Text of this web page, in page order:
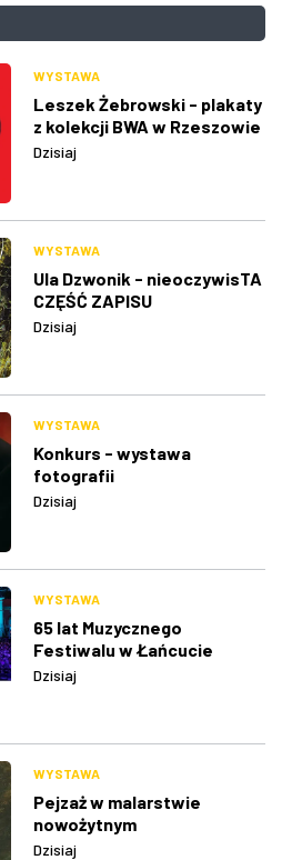
WYSTAWA
Leszek Żebrowski - plakaty
z kolekcji BWA w Rzeszowie
Dzisiaj
WYSTAWA
Ula Dzwonik - nieoczywisTA
CZĘŚĆ ZAPISU
Dzisiaj
WYSTAWA
Konkurs - wystawa
fotografii
Dzisiaj
WYSTAWA
65 lat Muzycznego
Festiwalu w Łańcucie
Dzisiaj
WYSTAWA
Pejzaż w malarstwie
nowożytnym
Dzisiaj